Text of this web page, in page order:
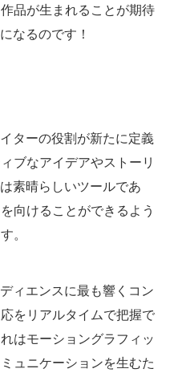
品が生まれることが期待
なるのです！
ターの役割が新たに定義
ブなアイデアやストーリ
素晴らしいツールであ
向けることができるよう
。
ィエンスに最も響くコン
をリアルタイムで把握で
はモーショングラフィッ
ュニケーションを生むた